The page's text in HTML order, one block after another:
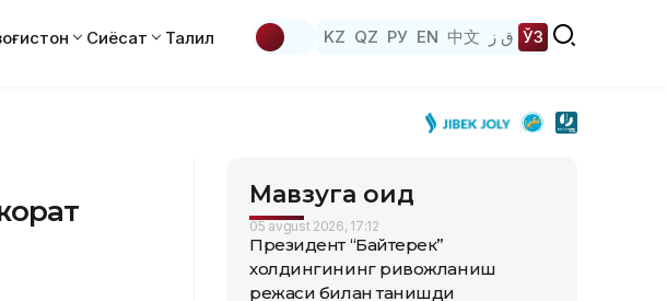
Сиёсат Таҳлил KZ QZ РУ EN 中文 ق ز ЎЗ
Мавзуга оид
05 avgust 2026, 17:12
Президент “Байтерек”
холдингининг ривожланиш
режаси билан танишди